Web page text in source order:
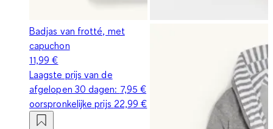
Badjas van frotté, met
capuchon
11,99 €
Laagste prijs van de
afgelopen 30 dagen: 7,95 €
oorspronkelijke prijs 22,99 €